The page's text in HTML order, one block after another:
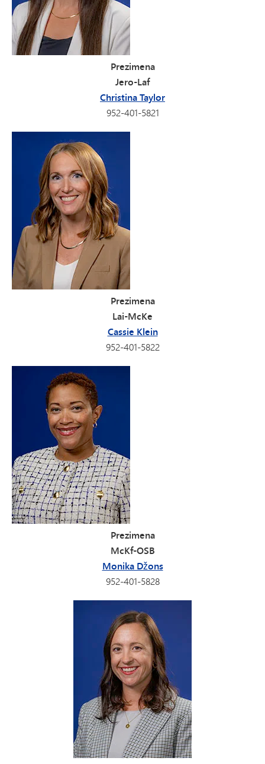
Prezimena
Jero-Laf
Christina Taylor
952-401-5821
Prezimena
Lai-McKe
Cassie Klein
952-401-5822
Prezimena
McKf-OSB
Monika Džons
952-401-5828